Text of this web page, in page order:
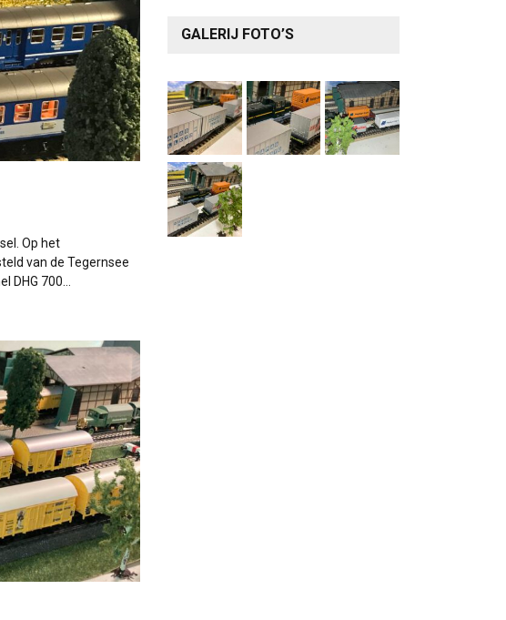
Op het
van de Tegernsee
DHG 700…
GALERIJ FOTO’S